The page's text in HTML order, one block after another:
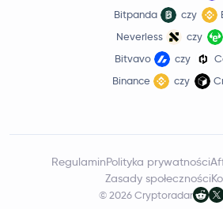
Bitpanda
czy
Neverless
czy
Bitvavo
czy
Binance
czy
© 2026 Cryptoradar
RegulaminPolityka prywatności
Zasady społeczności